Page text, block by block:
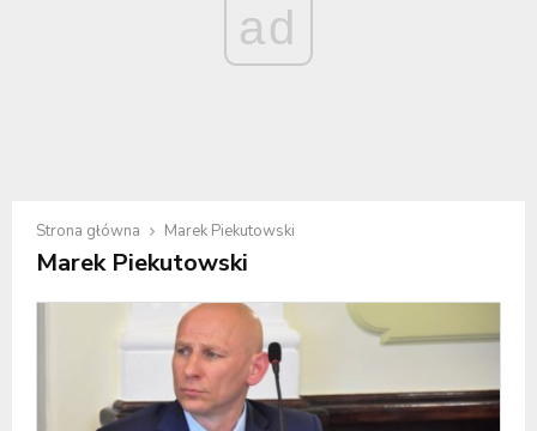
ad
Strona główna Marek Piekutowski
Marek Piekutowski